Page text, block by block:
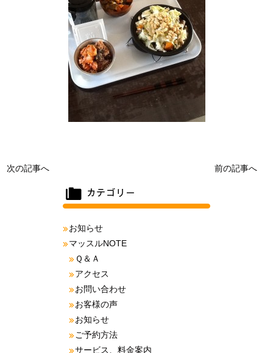
次の記事へ 前の記事へ
お知らせ
マッスルNOTE
Ｑ＆Ａ
アクセス
お問い合わせ
お客様の声
お知らせ
ご予約方法
サービス、料金案内